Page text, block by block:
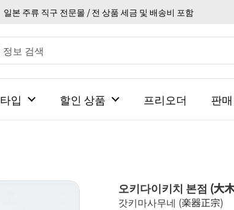
일본 주류 직구 전문몰 / 전 상품 세금 및 배송비 포함
타입 할인 상품 프리오더 판
오키다이키치 본점 (大
갓키마사무네 (楽器正宗)